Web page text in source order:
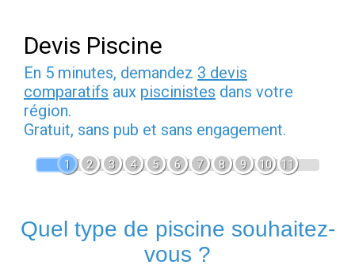
Devis Piscine
En 5 minutes, demandez 3 devis
comparatifs aux piscinistes dans votre
région.
Gratuit, sans pub et sans engagement.
1 2 3 4 5 6 7 8 9 10 11
Quel type de piscine souhaitez-
vous ?